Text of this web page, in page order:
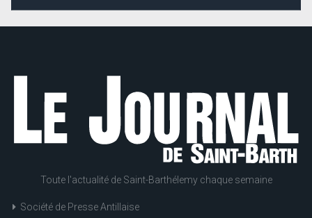
Toute l'actualité de Saint-Barthélemy chaque semaine
Société de Presse Antillaise